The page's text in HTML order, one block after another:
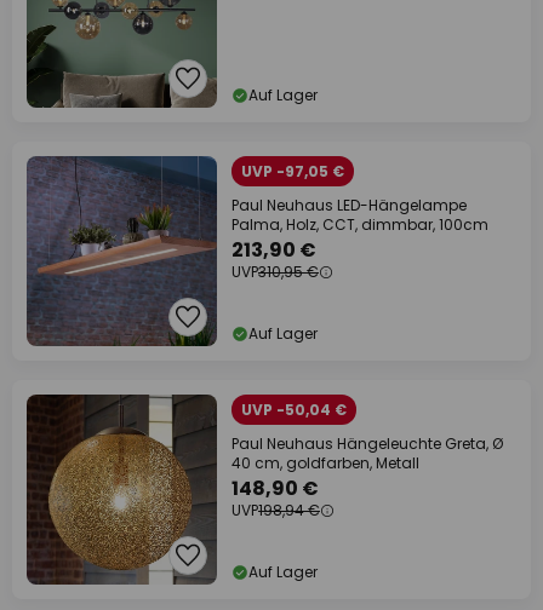
Auf Lager
UVP -97,05 €
Paul Neuhaus LED-Hängelampe
Palma, Holz, CCT, dimmbar, 100cm
213,90 €
UVP310,95 €
Auf Lager
UVP -50,04 €
Paul Neuhaus Hängeleuchte Greta, Ø
40 cm, goldfarben, Metall
148,90 €
UVP198,94 €
Auf Lager